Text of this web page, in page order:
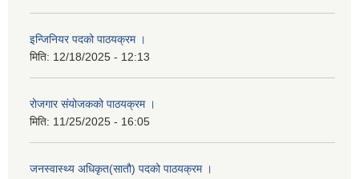
इन्जिनियर पदको पाठयक्रम ।
मिति: 12/18/2025 - 12:13
रोजगार संयोजकको पाठयक्रम ।
मिति: 11/25/2025 - 16:05
जनस्वास्थ्य अधिकृत(सातौ) पदको पाठयक्रम ।